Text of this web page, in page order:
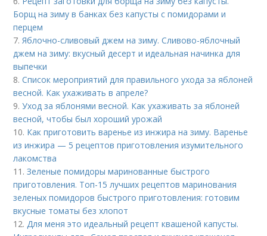
Борщ на зиму в банках без капусты с помидорами и
перцем
7. Яблочно-сливовый джем на зиму. Сливово-яблочный
джем на зиму: вкусный десерт и идеальная начинка для
выпечки
8.Список мероприятий для правильного ухода за яблоней
весной. Как ухаживать в апреле?
9.Уход за яблонями весной. Как ухаживать за яблоней
весной, чтобы был хороший урожай
10. Как приготовить варенье из инжира на зиму. Варенье
из инжира — 5 рецептов приготовления изумительного
лакомства
11.Зеленые помидоры маринованные быстрого
приготовления. Топ-15 лучших рецептов маринования
зеленых помидоров быстрого приготовления: готовим
вкусные томаты без хлопот
12. Для меня это идеальный рецепт квашеной капусты.